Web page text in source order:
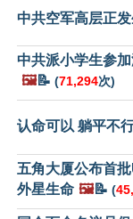
中共空军高层正
中共派小学生参
🖼️📝 (71,294次)
认命可以 躺平不
五角大厦公布首
外星生命 🖼️📝 (